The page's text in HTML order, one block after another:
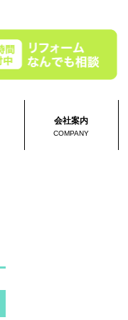
会社案内
COMPANY